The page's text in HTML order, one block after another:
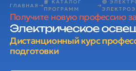
ГЛАВНАЯ
📙 КАТАЛОГ
ПРОГРАММ
🟢
Получите новую профессию
Электрическое
Дистанционный курс
подготовки